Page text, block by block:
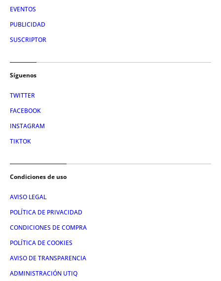
EVENTOS
PUBLICIDAD
SUSCRIPTOR
Síguenos
TWITTER
FACEBOOK
INSTAGRAM
TIKTOK
Condiciones de uso
AVISO LEGAL
POLÍTICA DE PRIVACIDAD
CONDICIONES DE COMPRA
POLÍTICA DE COOKIES
AVISO DE TRANSPARENCIA
ADMINISTRACIÓN UTIQ